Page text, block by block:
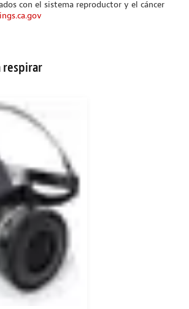
con el sistema reproductor y el cáncer
respirar